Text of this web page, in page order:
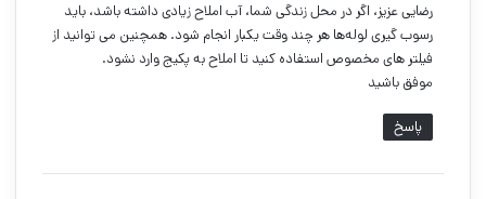
رضایی عزیز، اگر در محل زندگی شما، آب املاح زیادی داشته باشد، باید
رسوب گیری لوله‌ها هر چند وقت یکبار انجام شود. همچنین می توانید از
فیلتر های مخصوص استفاده کنید تا املاح به پکیج وارد نشود.
موفق باشید
پاسخ